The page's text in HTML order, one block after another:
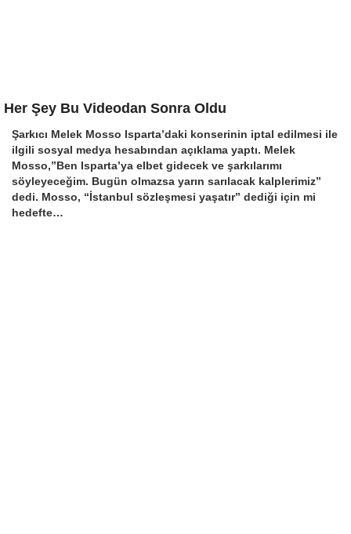
Her Şey Bu Videodan Sonra Oldu
Şarkıcı Melek Mosso Isparta’daki konserinin iptal edilmesi ile
ilgili sosyal medya hesabından açıklama yaptı. Melek
Mosso,”Ben Isparta’ya elbet gidecek ve şarkılarımı
söyleyeceğim. Bugün olmazsa yarın sarılacak kalplerimiz”
dedi. Mosso, “İstanbul sözleşmesi yaşatır” dediği için mi
hedefte…